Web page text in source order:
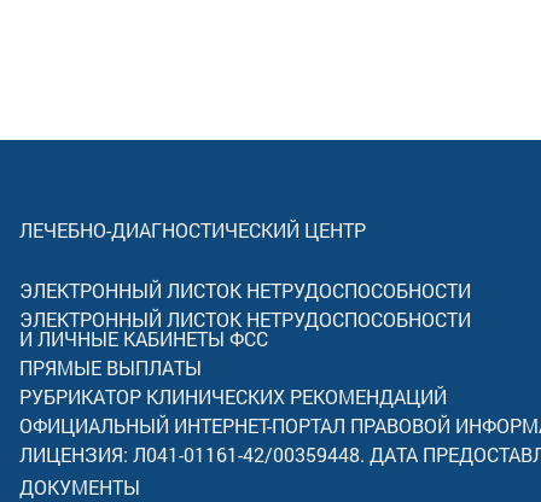
ЛЕЧЕБНО-ДИАГНОСТИЧЕСКИЙ ЦЕНТР
ЭЛЕКТРОННЫЙ ЛИСТОК НЕТРУДОСПОСОБНОСТИ
ЭЛЕКТРОННЫЙ ЛИСТОК НЕТРУДОСПОСОБНОСТИ
И ЛИЧНЫЕ КАБИНЕТЫ ФСС
ПРЯМЫЕ ВЫПЛАТЫ
РУБРИКАТОР КЛИНИЧЕСКИХ РЕКОМЕНДАЦИЙ
ОФИЦИАЛЬНЫЙ ИНТЕРНЕТ-ПОРТАЛ ПРАВОВОЙ
ЛИЦЕНЗИЯ: Л041-01161-42/00359448. ДАТА
ДОКУМЕНТЫ